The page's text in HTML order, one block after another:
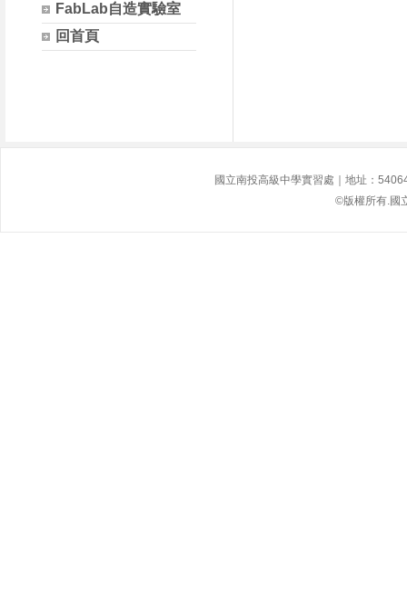
FabLab自造實驗室
回首頁
國立南投高級中學實習處｜地址：
©版權所有.國